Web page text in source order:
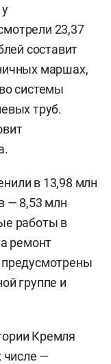
23,37
составит
маршах,
системы
труб.
в 13,98 млн
— 8,53 млн
работы в
ремонт
группе и
Кремля
числе —